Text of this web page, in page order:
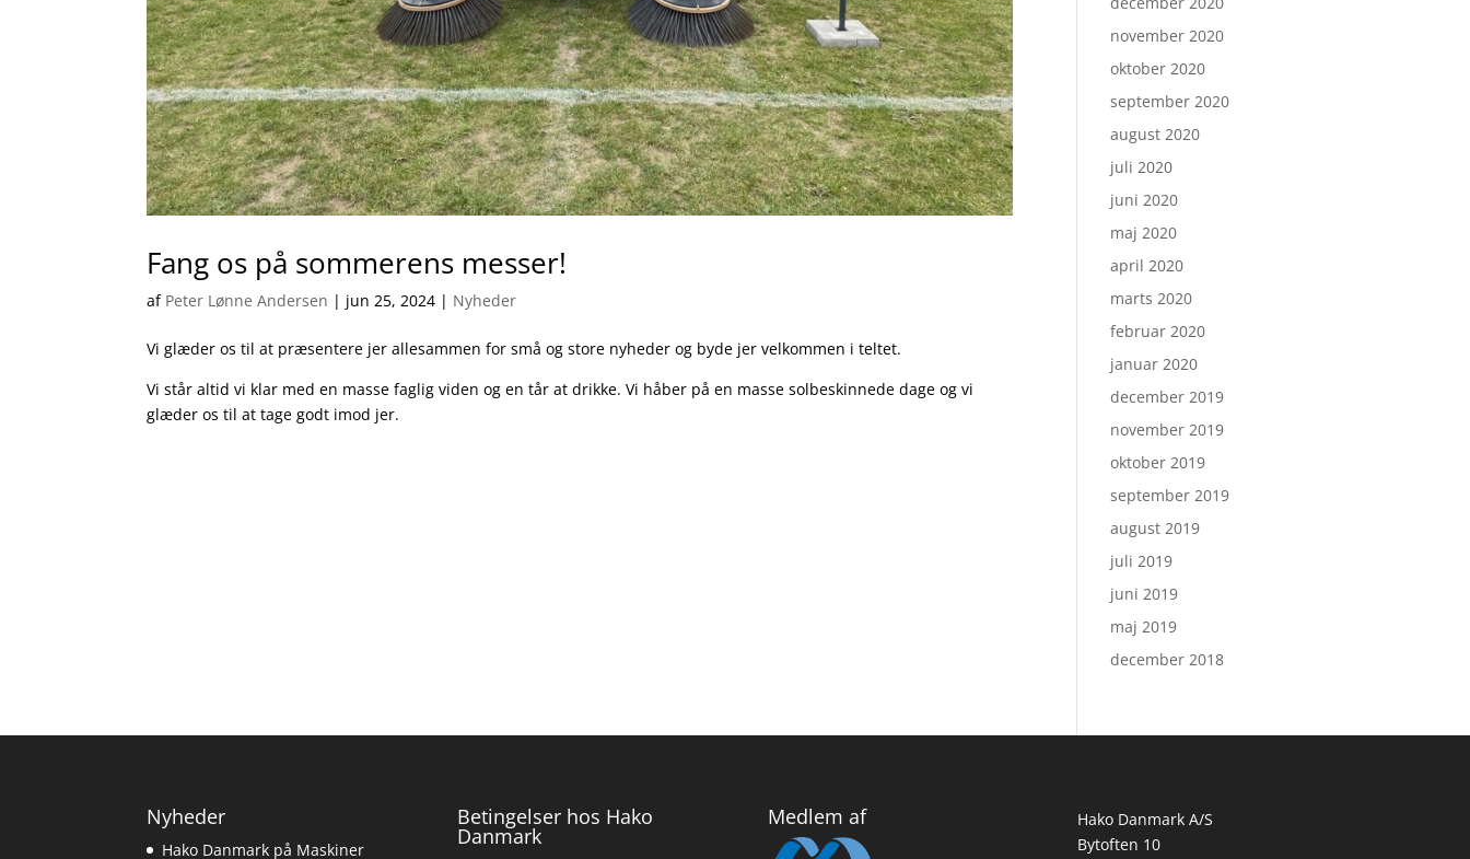
Fang os på sommerens messer!
af Peter Lønne Andersen | jun 25, 2024 | Nyheder
Vi glæder os til at præsentere jer allesammen for små og store nyheder og byde jer velkommen i teltet.
Vi står altid vi klar med en masse faglig viden og en tår at drikke. Vi håber på en masse solbeskinnede dage og vi
glæder os til at tage godt imod jer.
november 2020
oktober 2020
september 2020
august 2020
juli 2020
juni 2020
maj 2020
april 2020
marts 2020
februar 2020
januar 2020
december 2019
november 2019
oktober 2019
september 2019
august 2019
juli 2019
juni 2019
maj 2019
december 2018
Nyheder
Hako Danmark på Maskiner
Betingelser hos Hako
Danmark
Medlem af
Hako Danmark A/S
Bytoften 10